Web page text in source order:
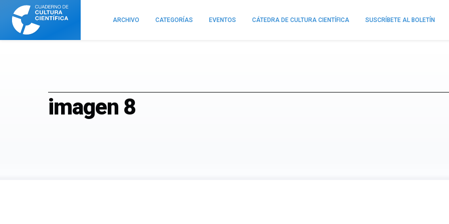
Cuaderno
Cultura
Científica
ARCHIVO CATEGORÍAS EVENTOS CÁTEDRA DE CULTURA CIENTÍFICA SUSCRÍBETE AL BOLETÍN
imagen 8